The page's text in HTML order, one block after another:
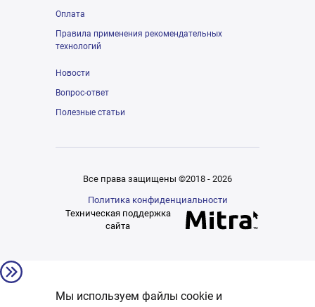
Оплата
Правила применения рекомендательных
технологий
Новости
Вопрос-ответ
Полезные статьи
Все права защищены ©2018 - 2026
Политика конфиденциальности
Техническая поддержка
сайта
Мы используем файлы cookie и